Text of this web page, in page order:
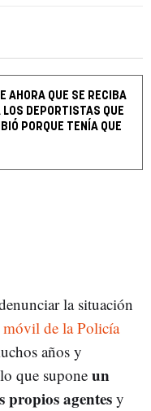
AHORA QUE SE RECIBA
LOS DEPORTISTAS QUE
PORQUE TENÍA QUE
la situación
móvil de la Policía
años y
que supone un
propios agentesy